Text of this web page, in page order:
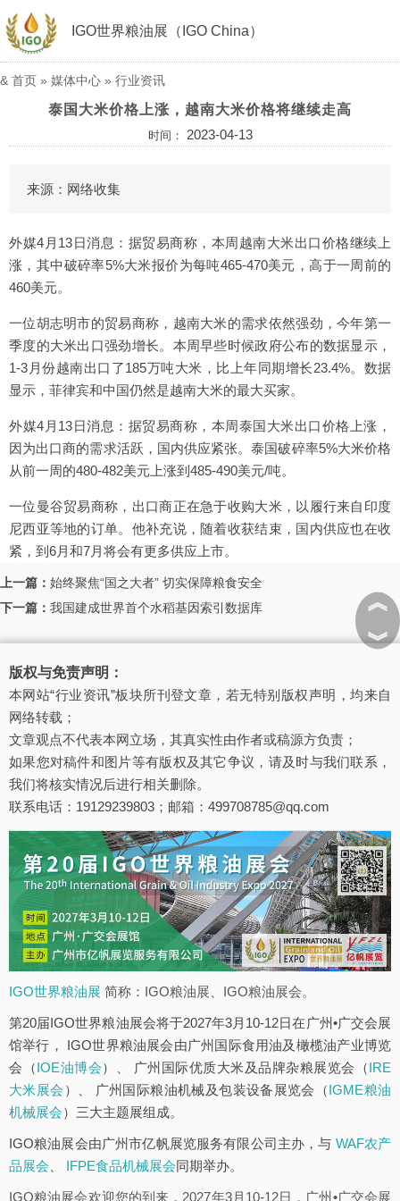
IGO世界粮油展（IGO China）
& 首页 » 媒体中心 » 行业资讯
泰国大米价格上涨，越南大米价格将继续走高
时间： 2023-04-13
来源：网络收集
外媒4月13日消息：据贸易商称，本周越南大米出口价格继续上
涨，其中破碎率5%大米报价为每吨465-470美元，高于一周前的
460美元。
一位胡志明市的贸易商称，越南大米的需求依然强劲，今年第一
季度的大米出口强劲增长。本周早些时候政府公布的数据显示，
1-3月份越南出口了185万吨大米，比上年同期增长23.4%。数据
显示，菲律宾和中国仍然是越南大米的最大买家。
外媒4月13日消息：据贸易商称，本周泰国大米出口价格上涨，
因为出口商的需求活跃，国内供应紧张。泰国破碎率5%大米价格
从前一周的480-482美元上涨到485-490美元/吨。
一位曼谷贸易商称，出口商正在急于收购大米，以履行来自印度
尼西亚等地的订单。他补充说，随着收获结束，国内供应也在收
紧，到6月和7月将会有更多供应上市。
上一篇： 始终聚焦“国之大者” 切实保障粮食安全
下一篇： 我国建成世界首个水稻基因索引数据库
版权与免责声明：
本网站“行业资讯”板块所刊登文章，若无特别版权声明，均来自
网络转载；
文章观点不代表本网立场，其真实性由作者或稿源方负责；
如果您对稿件和图片等有版权及其它争议，请及时与我们联系，
我们将核实情况后进行相关删除。
联系电话：19129239803；邮箱：499708785@qq.com
IGO世界粮油展 简称：IGO粮油展、IGO粮油展会。
第20届IGO世界粮油展会将于2027年3月10-12日在广州•广交会展
馆举行， IGO世界粮油展会由广州国际食用油及橄榄油产业博览
会（IOE油博会）、 广州国际优质大米及品牌杂粮展览会（IRE
大米展会 ）、 广州国际粮油机械及包装设备展览会（IGME粮油
机械展会）三大主题展组成。
IGO粮油展会由广州市亿帆展览服务有限公司主办，与 WAF农产
品展会
IFPE食品机械展会同期举办。
IGO粮油展会欢迎您的到来，2027年3月10-12日，广州•广交会展
︽
︾